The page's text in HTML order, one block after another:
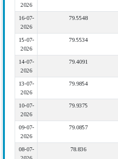
2026
16-07-
2026
79.5548
15-07-
2026
79.5534
14-07-
2026
79.4091
13-07-
2026
79.9854
10-07-
2026
79.9375
09-07-
2026
79.0857
08-07-
78.836